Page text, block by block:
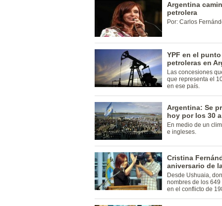
Argentina
petrolera
Por: Carlos
YPF en el
petroleras en
Las concesiones
que representa el
en ese país.
Argentina: Se
hoy por los 30
En medio de un
e ingleses.
Cristina
aniversario de
Desde Ushuaia,
nombres de los
en el conflicto de